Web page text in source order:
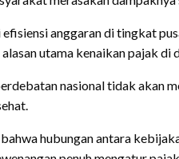
anggaran di tingkat
utama kenaikan pajak di
nasional tidak akan
hubungan antara